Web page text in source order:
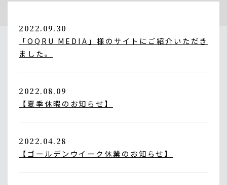
お知らせ
2022.09.30
「OQRU MEDIA」様のサイトにご紹介いただき
ました。
2022.08.09
【夏季休暇のお知らせ】
2022.04.28
【ゴールデンウイーク休業のお知らせ】